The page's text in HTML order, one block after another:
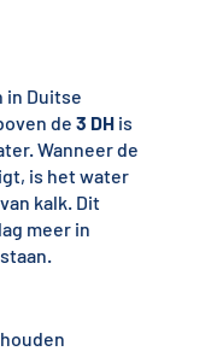
in Duitse
de 3 DHis
Wanneer de
is het water
kalk. Dit
meer in